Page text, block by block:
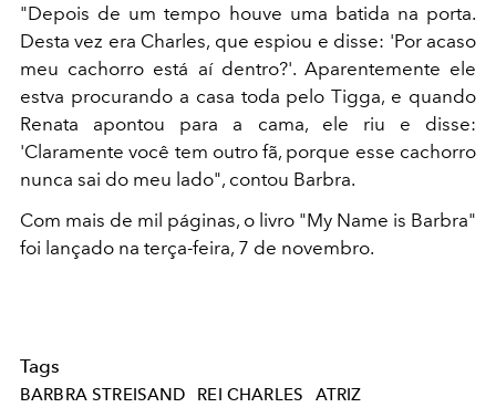
"Depois de um tempo houve uma batida na porta.
Desta vez era Charles, que espiou e disse: 'Por acaso
meu cachorro está aí dentro?'. Aparentemente ele
estva procurando a casa toda pelo Tigga, e quando
Renata apontou para a cama, ele riu e disse:
'Claramente você tem outro fã, porque esse cachorro
nunca sai do meu lado", contou Barbra.
Com mais de mil páginas, o livro "My Name is Barbra"
foi lançado na terça-feira, 7 de novembro.
Tags
BARBRA STREISAND REI CHARLES ATRIZ